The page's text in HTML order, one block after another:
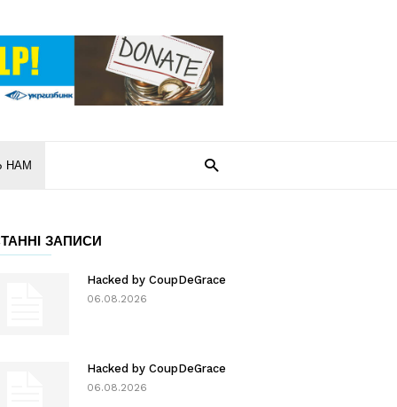
НАМ
ЗАПИСИ
Hacked by CoupDeGrace
06.08.2026
Hacked by CoupDeGrace
06.08.2026